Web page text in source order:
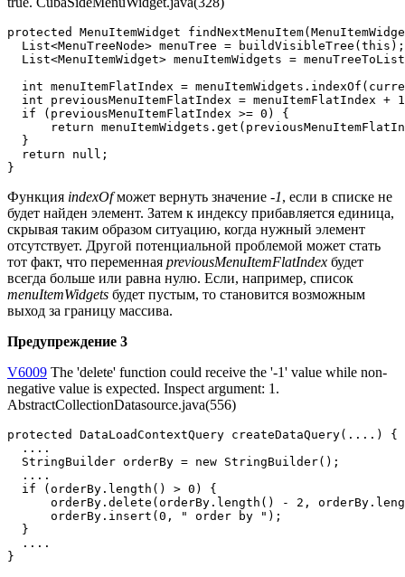
protected MenuItemWidget
  List<MenuTreeNode> menuTree = buildVisibleTree(this);
List<MenuItemWidget> menuItemWidgets =
int menuItemFlatIndex =
int previousMenuItemFlatIndex = menuItemFlatIndex +
  if (previousMenuItemFlatIndex >= 0) {
return
  }
  return null;
}
Функция indexOfможет вернуть значение -1, если в списке не
будет найден элемент. Затем к индексу прибавляется единица,
скрывая таким образом ситуацию, когда нужный элемент
отсутствует. Другой потенциальной проблемой может стать
тот факт, что переменная previousMenuItemFlatIndex будет
всегда больше или равна нулю. Если, например, список
menuItemWidgets будет пустым, то становится возможным
выход за границу массива.
Предупреждение 3
V6009 The 'delete' function could receive the '-1' value while non-
negative value is expected. Inspect argument: 1.
AbstractCollectionDatasource.java(556)
protected DataLoadContextQuery createDataQuery(....) {
  ....
  StringBuilder orderBy = new StringBuilder();
  ....
  if (orderBy.length() > 0) {
orderBy.delete(orderBy.length() - 2,
      orderBy.insert(0, " order by ");
  }
  ....
}